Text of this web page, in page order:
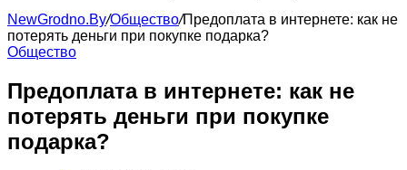
NewGrodno.By/Общество/Предоплата в интернете: как не
потерять деньги при покупке подарка?
Общество
Предоплата в интернете: как не
потерять деньги при покупке
подарка?